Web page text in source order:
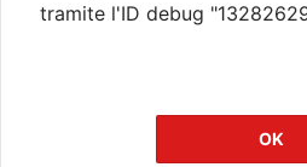
tramite l'ID debug
OK